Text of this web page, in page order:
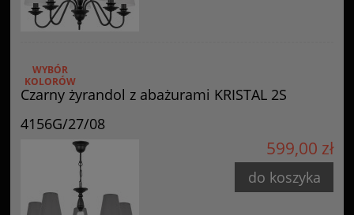
Czarny żyrandol z abażurami KRISTAL 2S
4156G/27/08
WYBÓR
KOLORÓW
599,00 zł
do koszyka